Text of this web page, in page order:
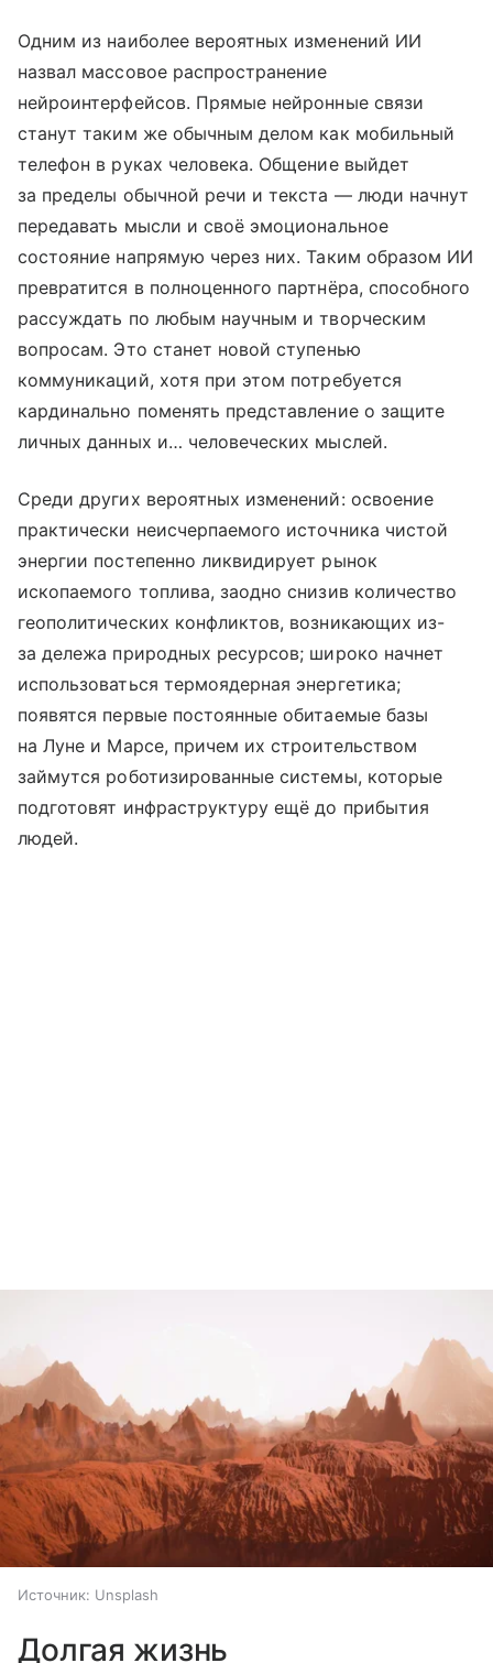
Одним из наиболее вероятных изменений ИИ
назвал массовое распространение
нейроинтерфейсов. Прямые нейронные связи
станут таким же обычным делом как мобильный
телефон в руках человека. Общение выйдет
за пределы обычной речи и текста — люди начнут
передавать мысли и своё эмоциональное
состояние напрямую через них. Таким образом ИИ
превратится в полноценного партнёра, способного
рассуждать по любым научным и творческим
вопросам. Это станет новой ступенью
коммуникаций, хотя при этом потребуется
кардинально поменять представление о защите
личных данных и… человеческих мыслей.
Среди других вероятных изменений: освоение
практически неисчерпаемого источника чистой
энергии постепенно ликвидирует рынок
ископаемого топлива, заодно снизив количество
геополитических конфликтов, возникающих из-
за дележа природных ресурсов; широко начнет
использоваться термоядерная энергетика;
появятся первые постоянные обитаемые базы
на Луне и Марсе, причем их строительством
займутся роботизированные системы, которые
подготовят инфраструктуру ещё до прибытия
людей.
Источник: Unsplash
Долгая жизнь